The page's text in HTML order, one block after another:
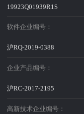
19923Q01939R1S
软件企业编号：
沪RQ-2019-0388
企业产品编号：
沪RC-2017-2195
高新技术企业编号：